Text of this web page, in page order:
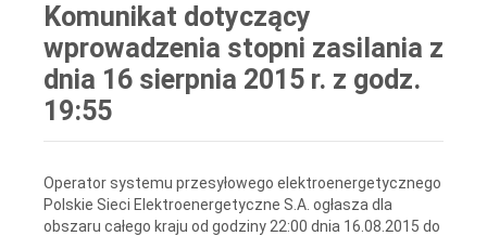
Komunikat dotyczący
wprowadzenia stopni zasilania z
dnia 16 sierpnia 2015 r. z godz.
19:55
Operator systemu przesyłowego elektroenergetycznego
Polskie Sieci Elektroenergetyczne S.A. ogłasza dla
obszaru całego kraju od godziny 22:00 dnia 16.08.2015 do